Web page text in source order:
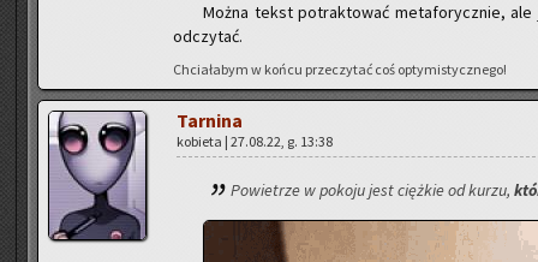
Można tekst po­trak­to­wać me­ta­fo­rycz­nie,
od­czy­tać.
Chcia­ła­bym w końcu prze­czy­tać coś opty­mi­stycz­ne­go!
Tar­ni­na
ko­bie­ta | 27.08.22, g. 13:38
Po­wie­trze w po­ko­ju jest cięż­kie od kurzu,